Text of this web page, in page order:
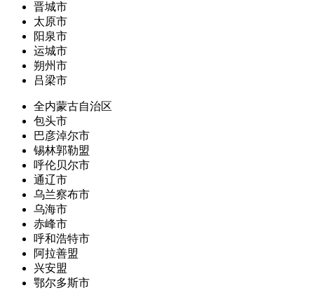
晋城市
太原市
阳泉市
运城市
朔州市
吕梁市
全内蒙古自治区
包头市
巴彦淖尔市
锡林郭勒盟
呼伦贝尔市
通辽市
乌兰察布市
乌海市
赤峰市
呼和浩特市
阿拉善盟
兴安盟
鄂尔多斯市